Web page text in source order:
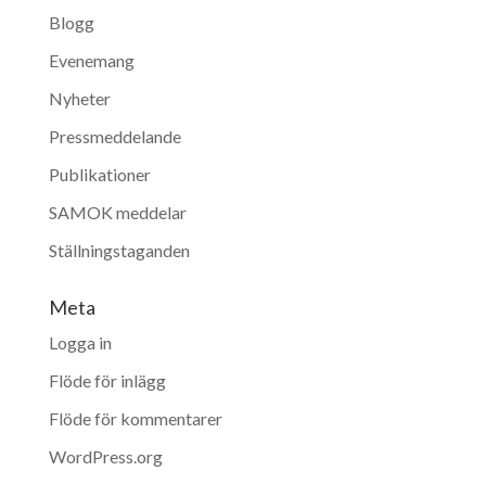
Blogg
Evenemang
Nyheter
Pressmeddelande
Publikationer
SAMOK meddelar
Ställningstaganden
Meta
Logga in
Flöde för inlägg
Flöde för kommentarer
WordPress.org